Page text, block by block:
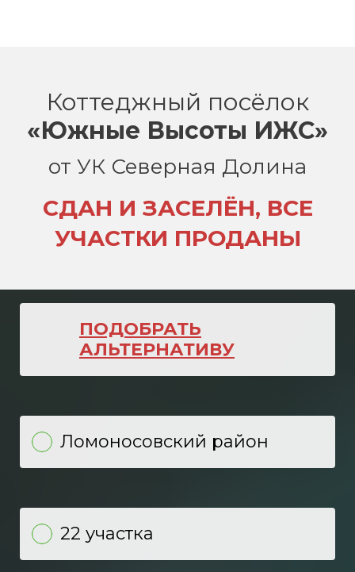
Коттеджный посёлок
«Южные Высоты ИЖС»
от УК Северная Долина
СДАН И ЗАСЕЛЁН, ВСЕ
УЧАСТКИ ПРОДАНЫ
ПОДОБРАТЬ
АЛЬТЕРНАТИВУ
Ломоносовский район
22 участка